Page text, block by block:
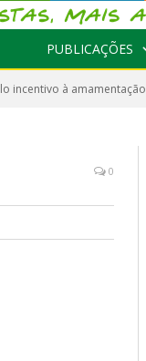
PUBLICAÇÕES
incentivo à amamentação
0